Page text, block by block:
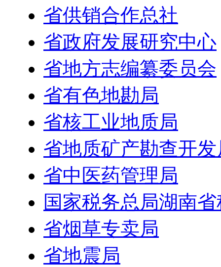
省供销合作总社
省政府发展研究中心
省地方志编纂委员会
省有色地勘局
省核工业地质局
省地质矿产勘查开发
省中医药管理局
国家税务总局湖南
省烟草专卖局
省地震局